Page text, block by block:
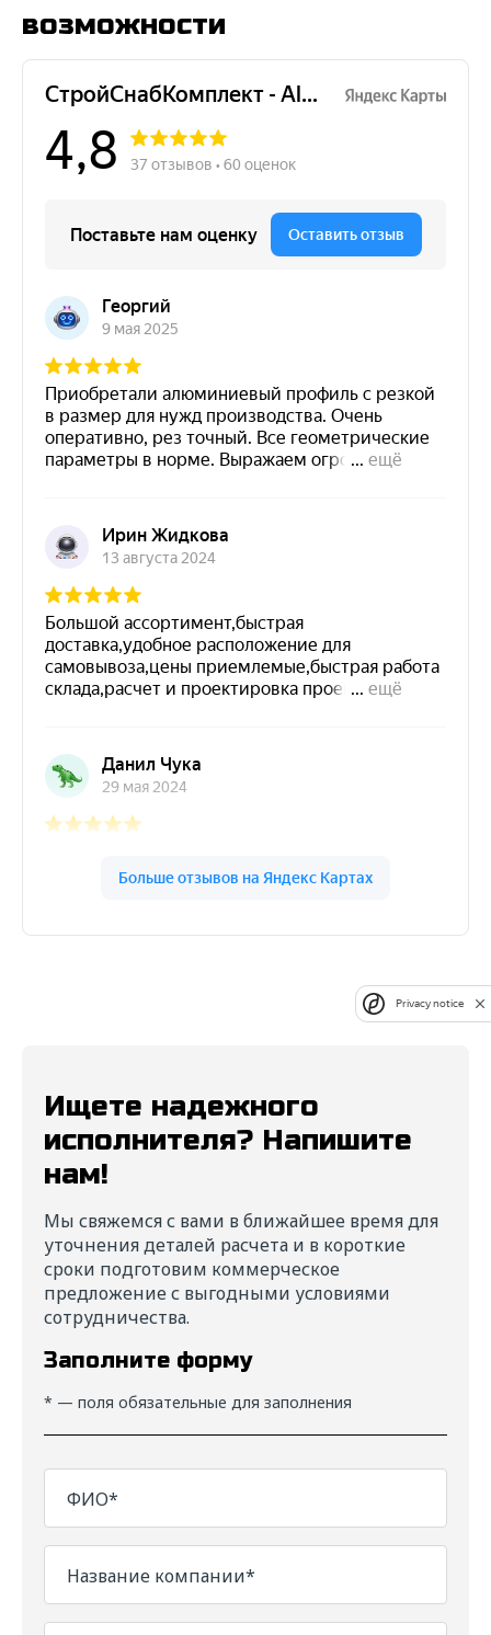
возможности
Ищете надежного
исполнителя? Напишите
нам!
Мы свяжемся с вами в ближайшее время для
уточнения деталей расчета и в короткие
сроки подготовим коммерческое
предложение с выгодными условиями
сотрудничества.
Заполните форму
* — поля обязательные для заполнения
ФИО*
Название компании*
Privacy notice